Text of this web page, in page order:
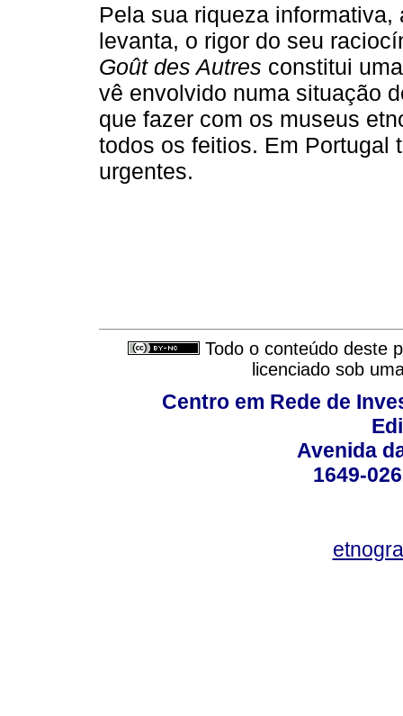
Pela sua riqueza
levanta, o rigor do seu
Goûtdes Autres constitui
vê envolvido numa situação
que fazer com os museus
todos os feitios. Em Portugal
urgentes.
Todo o conteúdo deste
licenciado sob
Centro em Rede de
Avenida
1649-